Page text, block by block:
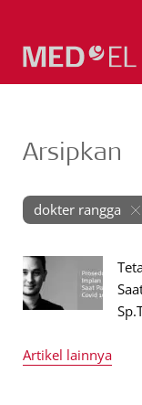
Arsipkan
dokter rangga
Artikel lainnya